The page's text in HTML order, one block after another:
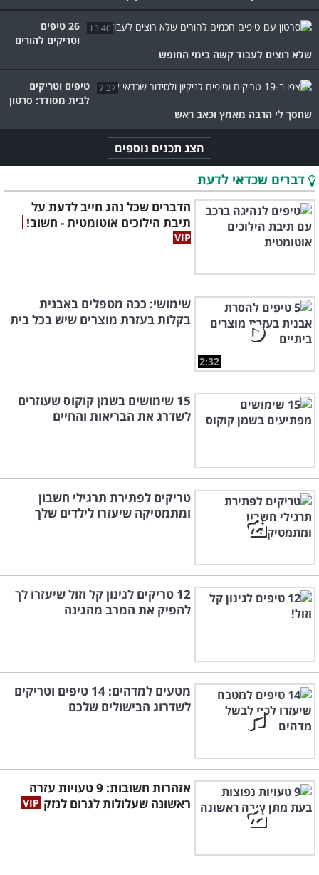
13:40
26 טיפים
וטריקים להורים
שלא רוצים לעבוד קשה בימי החופש
7:37
טיפים וטריקים
לבית מסודר: סרטון
שחסך לי הרבה מאמץ וכאב ראש
הצג תכנים נוספים
דברים שכדאי לדעת
הדברים שכל נהג חייב לדעת על
תיבת הילוכים אוטומטית - חשוב!
2:32
שימושי: ככה מטפלים באבנית
בקלות בעזרת מוצרים שיש בכל בית
15 שימושים בשמן קוקוס שעוזרים
לשדרג את הבריאות והחיים
טריקים לפתירת תרגילי חשבון
ומתמטיקה שיעזרו לילדים שלך
12 טריקים לגינון קל וזול שיעזרו לך
להפיק את המרב מהגינה
מטעים למדהים: 14 טיפים וטריקים
לשדרוג הבישולים שלכם
אזהרות חשובות: 9 טעויות עזרה
ראשונה שעלולות לגרום לנזק